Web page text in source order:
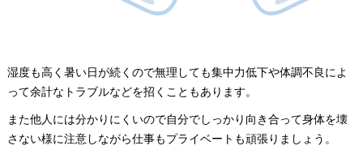
湿度も高く暑い日が続くので無理しても集中力低下や体調不良によ
って余計なトラブルなどを招くこともあります。
また他人には分かりにくいので自分でしっかり向き合って身体を壊
さない様に注意しながら仕事もプライベートも頑張りましょう。